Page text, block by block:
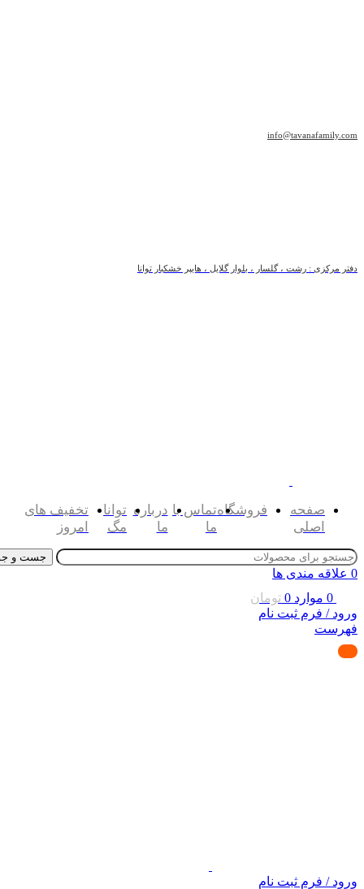
info@tavanafamily.com
دفتر مرکزی : رشت ، گلسار ، بلوار گلایل ، هایپر خشکبار توانا
صفحه
اصلی
فروشگاهتماس با
ما
درباره
ما
توانا
مگ
تخفیف های
امروز
جست و
0 علاقه مندی ها
0 موارد 0 تومان
ورود / فرم ثبت نام
فهرست
ورود / فرم ثبت نام